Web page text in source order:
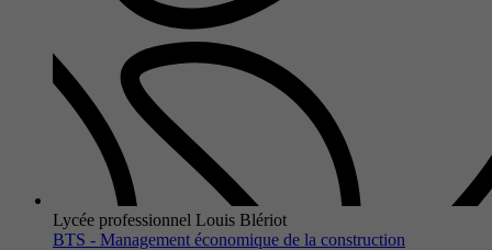
Lycée professionnel Louis Blériot
BTS - Management économique de la construction